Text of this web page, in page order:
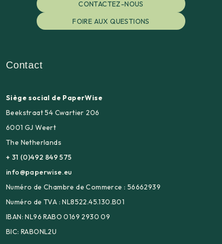
CONTACTEZ-NOUS
FOIRE AUX QUESTIONS
Contact
Siège social de PaperWise
Beekstraat 54 Cwartier 206
6001 GJ Weert
The Netherlands
+ 31 (0)492 849 575
info@paperwise.eu
Numéro de Chambre de Commerce : 56662939
Numéro de TVA : NL8522.45.130.B01
IBAN: NL96 RABO 0169 2930 09
BIC: RABONL2U